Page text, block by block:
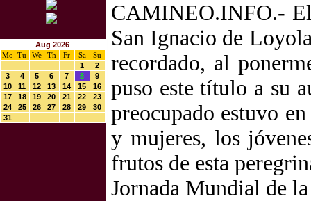
Aug 2026
Mo
Tu We Th Fr Sa
Su
1
2
3
4 5 6 7 8
9
10
11 12 13 14 15
16
17
18 19 20 21 22
23
24
25 26 27 28 29
30
31
CAMINEO.INFO.-
San Ignacio de
recordado, al
puso este título a su
preocupado estuvo
y mujeres, los
frutos de esta
Jornada Mundial de